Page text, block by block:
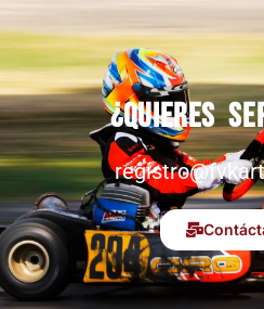
¿Quieres